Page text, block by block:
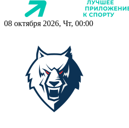
08 октября 2026, Чт, 00:00